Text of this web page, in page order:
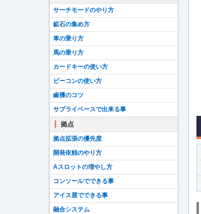
サーチモードのやり方
鉱石の集め方
車の乗り方
馬の乗り方
カードキーの使い方
ビーコンの使い方
鹵獲のコツ
サプライベースで出来る事
拠点
拠点拡張の優先度
開発依頼のやり方
Aスロットの増やし方
コンソールでできる事
アイス屋でできる事
融合システム